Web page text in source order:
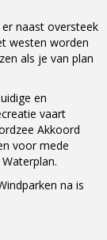
naast oversteek
westen worden
als je van plan
en
vaart
Akkoord
voor mede
na is